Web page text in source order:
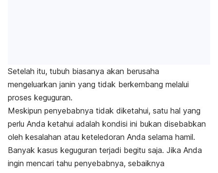
Setelah itu, tubuh biasanya akan berusaha
mengeluarkan janin yang tidak berkembang melalui
proses keguguran.
Meskipun penyebabnya tidak diketahui, satu hal yang
perlu Anda ketahui adalah kondisi ini bukan disebabkan
oleh kesalahan atau keteledoran Anda selama hamil.
Banyak kasus keguguran terjadi begitu saja. Jika Anda
ingin mencari tahu penyebabnya, sebaiknya